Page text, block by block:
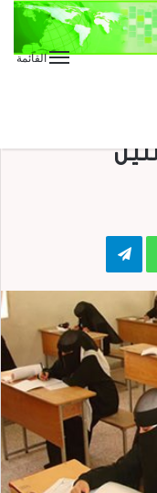
القائمة
WhatsApp
Telegram